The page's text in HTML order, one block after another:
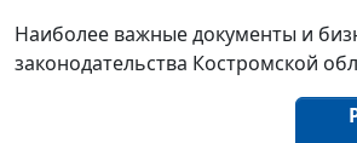
Наиболее важные документы и
законодательства Костромской